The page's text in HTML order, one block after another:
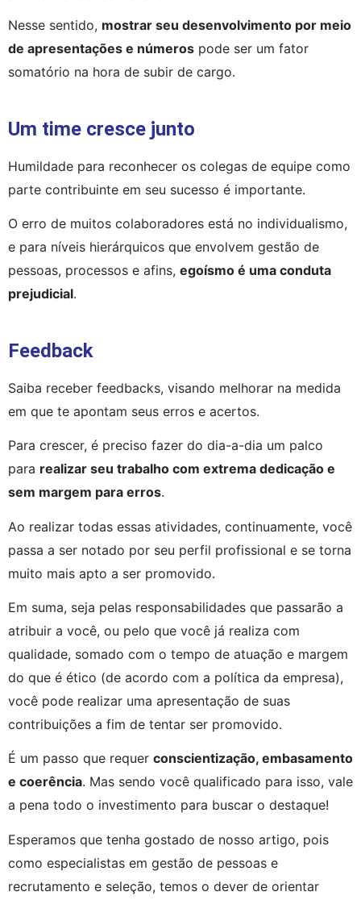
Nesse sentido, mostrar seu desenvolvimento por meio
de apresentações e números pode ser um fator
somatório na hora de subir de cargo.
Um time cresce junto
Humildade para reconhecer os colegas de equipe como
parte contribuinte em seu sucesso é importante.
O erro de muitos colaboradores está no individualismo,
e para níveis hierárquicos que envolvem gestão de
pessoas, processos e afins, egoísmo é uma conduta
prejudicial.
Feedback
Saiba receber feedbacks, visando melhorar na medida
em que te apontam seus erros e acertos.
Para crescer, é preciso fazer do dia-a-dia um palco
para realizar seu trabalho com extrema dedicação e
sem margem para erros.
Ao realizar todas essas atividades, continuamente, você
passa a ser notado por seu perfil profissional e se torna
muito mais apto a ser promovido.
Em suma, seja pelas responsabilidades que passarão a
atribuir a você, ou pelo que você já realiza com
qualidade, somado com o tempo de atuação e margem
do que é ético (de acordo com a política da empresa),
você pode realizar uma apresentação de suas
contribuições a fim de tentar ser promovido.
É um passo que requer conscientização, embasamento
e coerência. Mas sendo você qualificado para isso, vale
a pena todo o investimento para buscar o destaque!
Esperamos que tenha gostado de nosso artigo, pois
como especialistas em gestão de pessoas e
recrutamento e seleção, temos o dever de orientar